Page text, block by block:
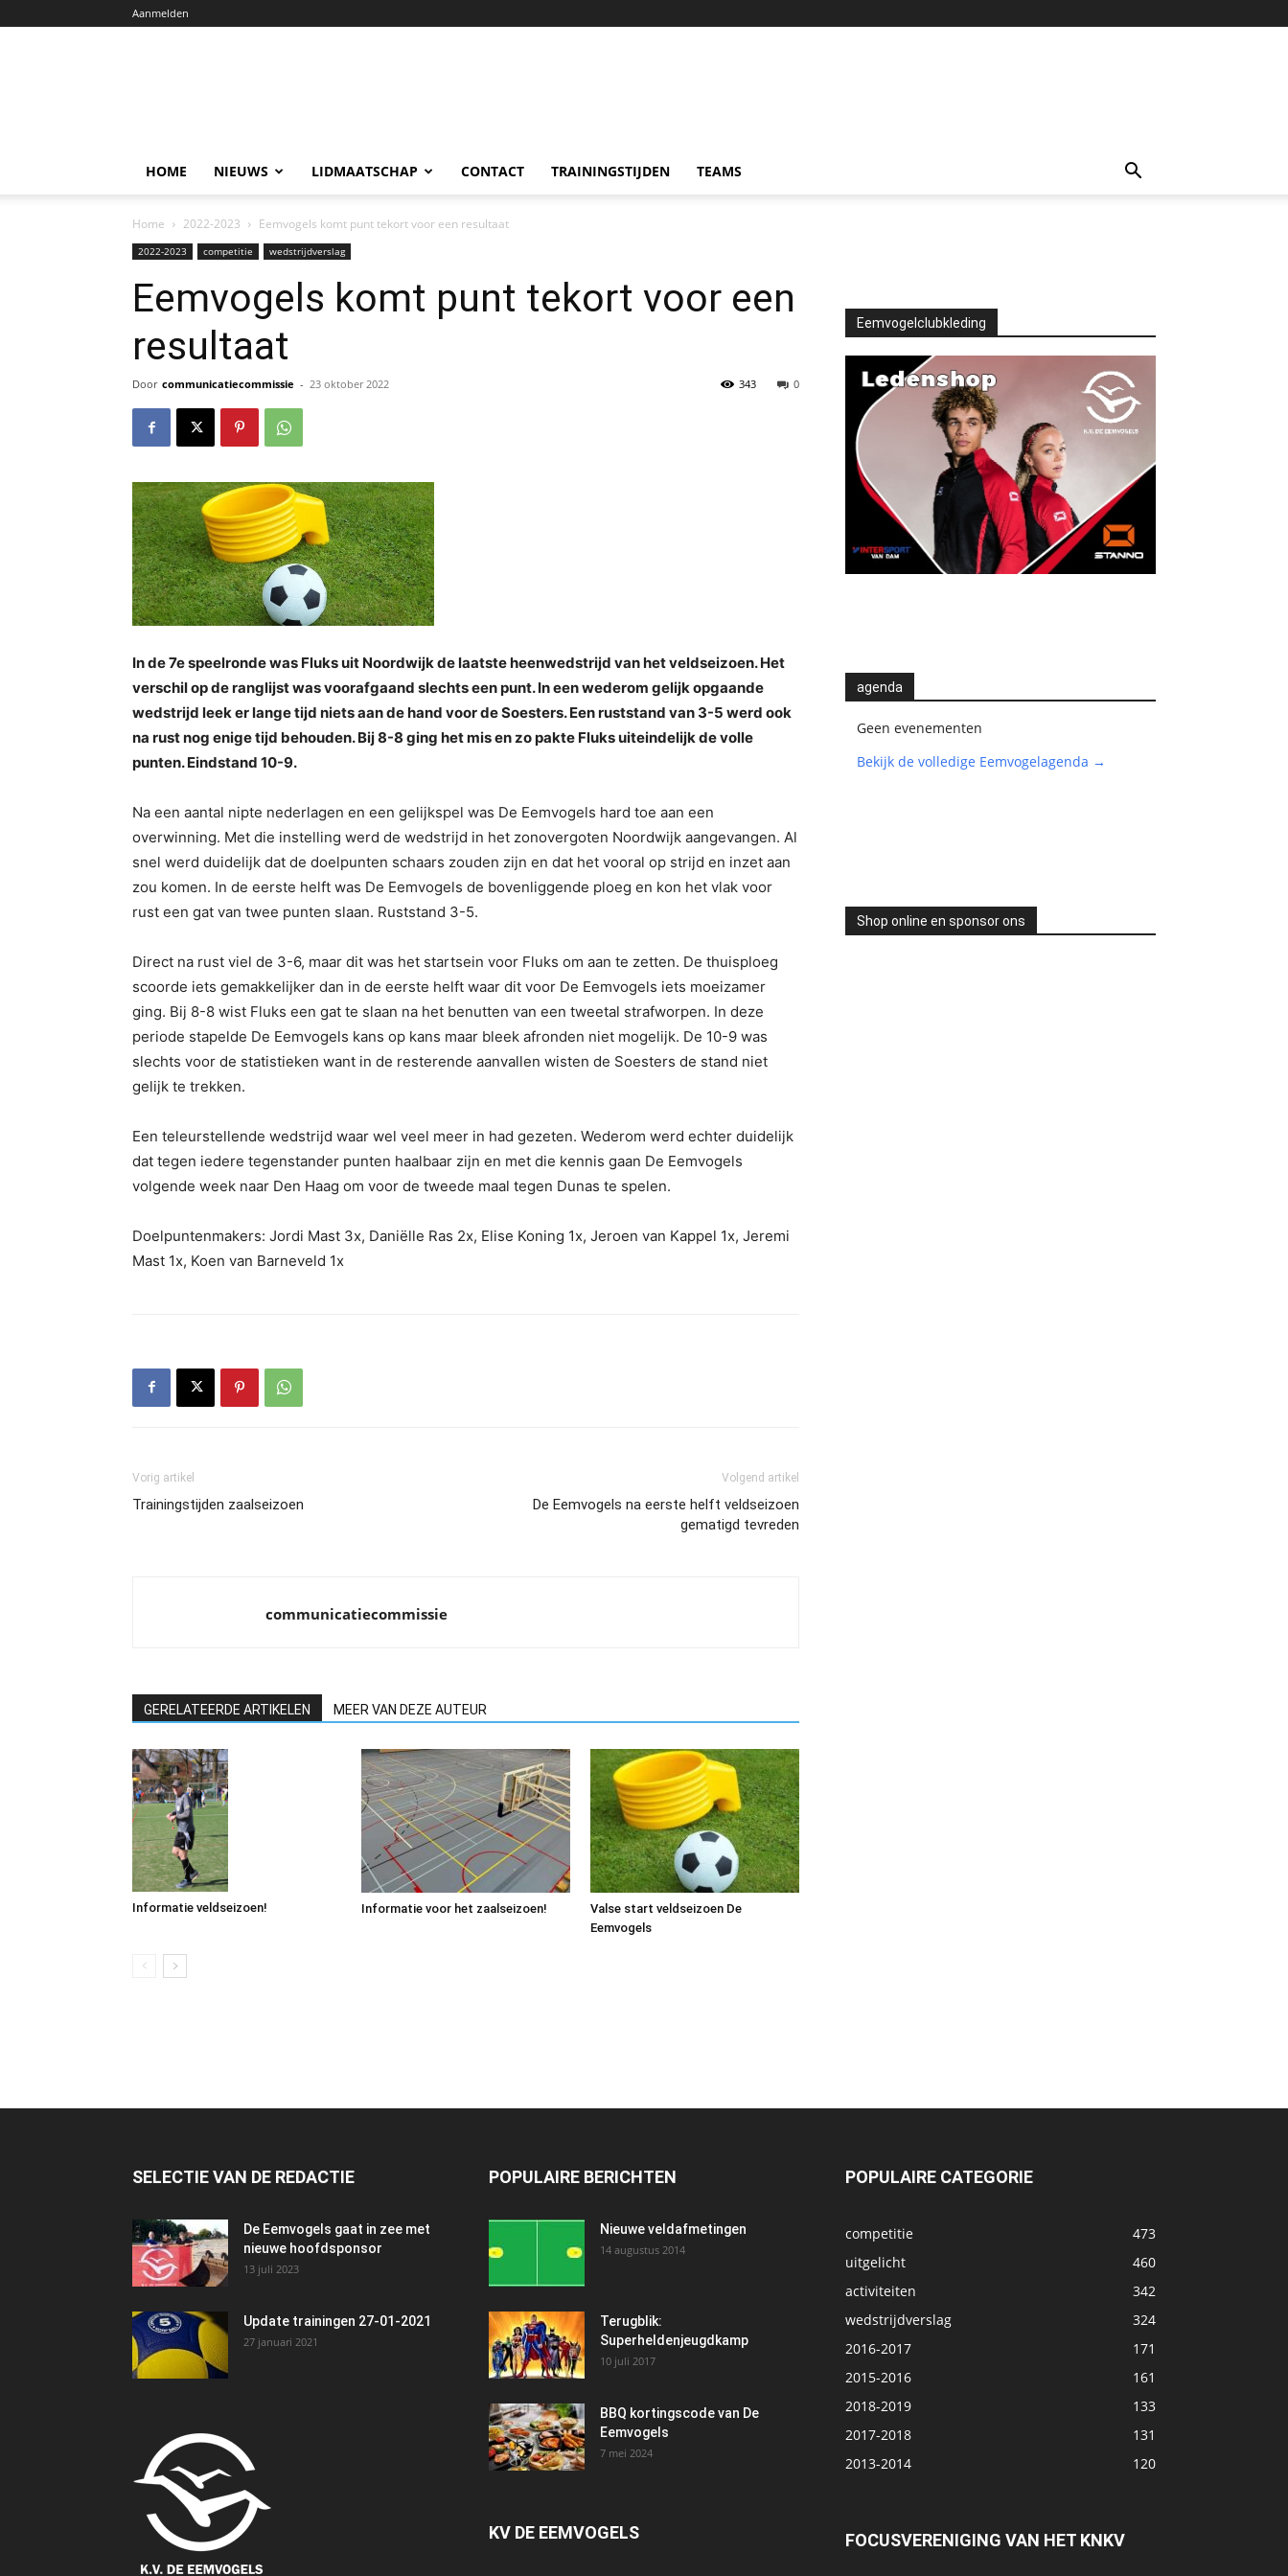
Aanmelden
HOME NIEUWS LIDMAATSCHAP CONTACT TRAININGSTIJDEN TEAMS
Home 2022-2023 Eemvogels komt punt tekort voor een resultaat
2022-2023 competitie wedstrijdverslag
Eemvogels komt punt tekort voor een
resultaat
Door communicatiecommissie - 23 oktober 2022 0
343
In de 7e speelronde was Fluks uit Noordwijk de laatste heenwedstrijd van het veldseizoen. Het
verschil op de ranglijst was voorafgaand slechts een punt. In een wederom gelijk opgaande
wedstrijd leek er lange tijd niets aan de hand voor de Soesters. Een ruststand van 3-5 werd ook
na rust nog enige tijd behouden. Bij 8-8 ging het mis en zo pakte Fluks uiteindelijk de volle
punten. Eindstand 10-9.
Na een aantal nipte nederlagen en een gelijkspel was De Eemvogels hard toe aan een
overwinning. Met die instelling werd de wedstrijd in het zonovergoten Noordwijk aangevangen. Al
snel werd duidelijk dat de doelpunten schaars zouden zijn en dat het vooral op strijd en inzet aan
zou komen. In de eerste helft was De Eemvogels de bovenliggende ploeg en kon het vlak voor
rust een gat van twee punten slaan. Ruststand 3-5.
Direct na rust viel de 3-6, maar dit was het startsein voor Fluks om aan te zetten. De thuisploeg
scoorde iets gemakkelijker dan in de eerste helft waar dit voor De Eemvogels iets moeizamer
ging. Bij 8-8 wist Fluks een gat te slaan na het benutten van een tweetal strafworpen. In deze
periode stapelde De Eemvogels kans op kans maar bleek afronden niet mogelijk. De 10-9 was
slechts voor de statistieken want in de resterende aanvallen wisten de Soesters de stand niet
gelijk te trekken.
Een teleurstellende wedstrijd waar wel veel meer in had gezeten. Wederom werd echter duidelijk
dat tegen iedere tegenstander punten haalbaar zijn en met die kennis gaan De Eemvogels
volgende week naar Den Haag om voor de tweede maal tegen Dunas te spelen.
Doelpuntenmakers: Jordi Mast 3x, Daniëlle Ras 2x, Elise Koning 1x, Jeroen van Kappel 1x, Jeremi
Mast 1x, Koen van Barneveld 1x
Vorig artikel
Trainingstijden zaalseizoen
Volgend artikel
De Eemvogels na eerste helft veldseizoen
gematigd tevreden
communicatiecommissie
GERELATEERDE ARTIKELEN MEER VAN DEZE AUTEUR
Informatie veldseizoen! Informatie voor het zaalseizoen!
Valse start veldseizoen De
Eemvogels
Eemvogelclubkleding
agenda
Geen evenementen
Bekijk de volledige Eemvogelagenda →
Shop online en sponsor ons
SELECTIE VAN DE REDACTIE
De Eemvogels gaat in zee met
nieuwe hoofdsponsor
13 juli 2023
Update trainingen 27-01-2021
27 januari 2021
POPULAIRE BERICHTEN
Nieuwe veldafmetingen
14 augustus 2014
Terugblik:
Superheldenjeugdkamp
10 juli 2017
BBQ kortingscode van De
Eemvogels
7 mei 2024
KV DE EEMVOGELS
POPULAIRE CATEGORIE
competitie
473
uitgelicht
460
activiteiten
342
wedstrijdverslag
324
2016-2017
171
2015-2016
161
2018-2019
133
2017-2018
131
2013-2014
120
FOCUSVERENIGING VAN HET KNKV